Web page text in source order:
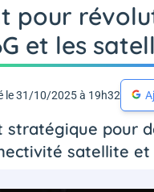
pour
et les
le 31/10/2025 à 19h32
pour
satellite